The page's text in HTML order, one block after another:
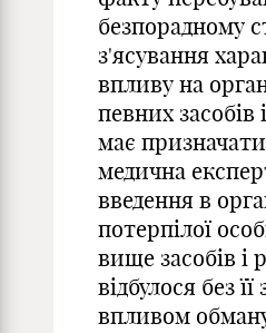
безпорадному
з'ясування
впливу на
певних засобів
має
медична
введення в
потерпілої
вище засобів і
відбулося без її
впливом